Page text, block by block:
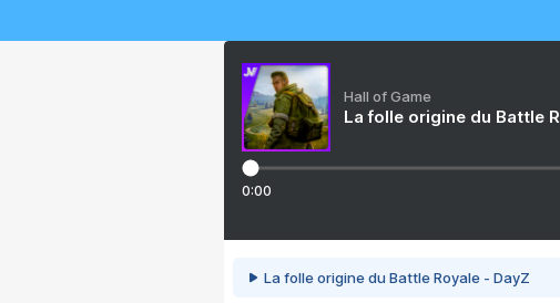
Hall of Game
La folle origine du Battle
0:00
La folle origine du Battle Royale - DayZ